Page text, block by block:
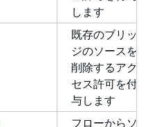
します
既存のブリッ
ジのソースを
削除するアク
セス許可を付
与します
フローからソ